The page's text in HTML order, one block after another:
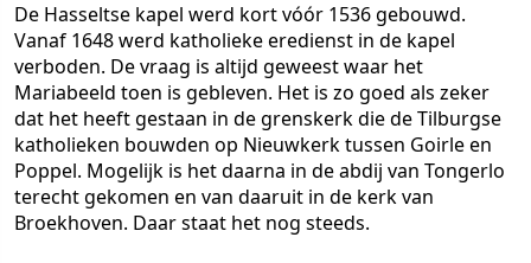
De Hasseltse kapel werd kort vóór 1536 gebouwd.
Vanaf 1648 werd katholieke eredienst in de kapel
verboden. De vraag is altijd geweest waar het
Mariabeeld toen is gebleven. Het is zo goed als zeker
dat het heeft gestaan in de grenskerk die de Tilburgse
katholieken bouwden op Nieuwkerk tussen Goirle en
Poppel. Mogelijk is het daarna in de abdij van Tongerlo
terecht gekomen en van daaruit in de kerk van
Broekhoven. Daar staat het nog steeds.